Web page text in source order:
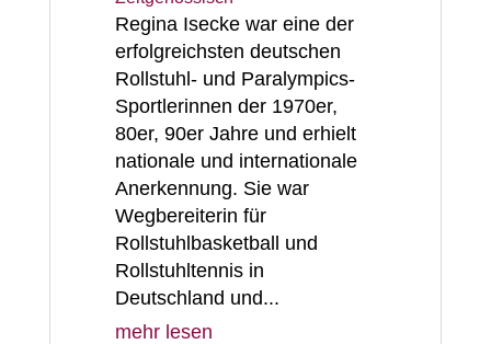
Regina Isecke war eine der
erfolgreichsten deutschen
Rollstuhl- und Paralympics-
Sportlerinnen der 1970er,
80er, 90er Jahre und erhielt
nationale und internationale
Anerkennung. Sie war
Wegbereiterin für
Rollstuhlbasketball und
Rollstuhltennis in
Deutschland und...
mehr lesen